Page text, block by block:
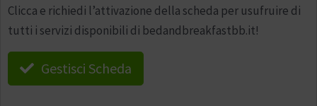
Clicca e richiedi l’attivazione della scheda per usufruire di
tutti i servizi disponibili di bedandbreakfastbb.it!
Gestisci Scheda